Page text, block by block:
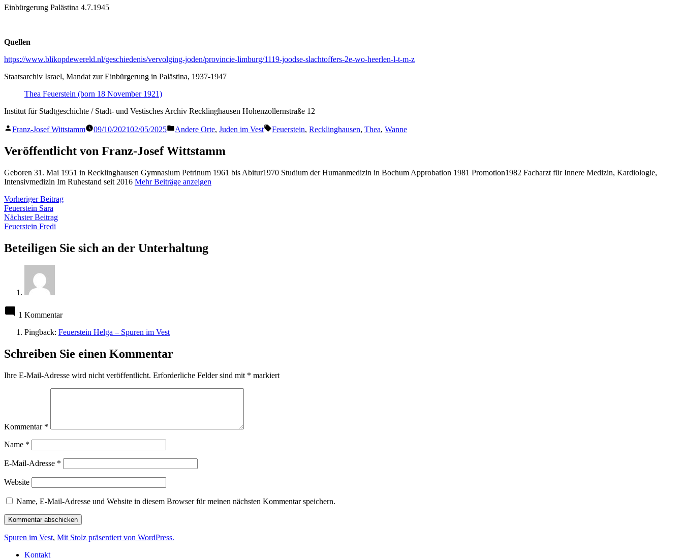
Einbürgerung Palästina 4.7.1945
Quellen
https://www.blikopdewereld.nl/geschiedenis/vervolging-joden/provincie-limburg/1119-joodse-slachtoffers-2e-wo-heerlen-l-t-m-z
Staatsarchiv Israel, Mandat zur Einbürgerung in Palästina, 1937-1947
Thea Feuerstein (born 18 November 1921)
Institut für Stadtgeschichte / Stadt- und Vestisches Archiv Recklinghausen Hohenzollernstraße 12
Veröffentlicht
Franz-Josef Wittstamm 09/10/202102/05/2025
Veröffentlicht
Andere Orte, Juden im Vest Schlagwörter:
Feuerstein, Recklinghausen, Thea, Wanne
Veröffentlicht von Franz-Josef Wittstamm
Geboren 31. Mai 1951 in Recklinghausen Gymnasium Petrinum 1961 bis Abitur1970 Studium der Humanmedizin in Bochum Approbation 1981 Promotion1982 Facharzt für Innere Medizin, Kardiologie,
Intensivmedizin Im Ruhestand seit 2016 Mehr Beiträge anzeigen
Beitragsnavigation
Vorheriger BeitragVorheriger
Feuerstein Sara
Nächster BeitragNächster
Feuerstein Fredi
Beteiligen Sie sich an der Unterhaltung
1 Kommentar
Pingback: Feuerstein Helga – Spuren im Vest
Schreiben Sie einen Kommentar
Ihre E-Mail-Adresse wird nicht veröffentlicht. Erforderliche Felder sind mit * markiert
Kommentar *
Name *
E-Mail-Adresse *
Website
Name, E-Mail-Adresse und Website in diesem Browser für meinen nächsten Kommentar speichern.
Spuren im Vest, Mit Stolz präsentiert von WordPress.
Kontakt